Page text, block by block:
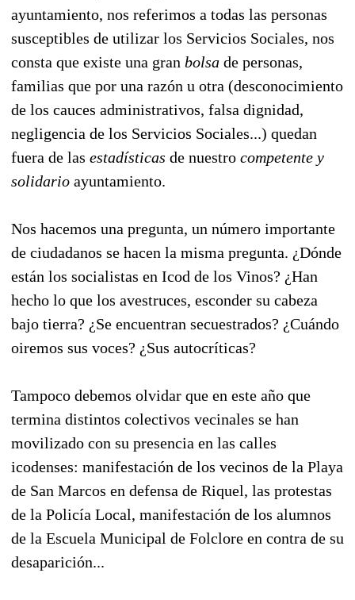
ayuntamiento, nos referimos a todas las personas
susceptibles de utilizar los Servicios Sociales, nos
consta que existe una gran bolsa de personas,
familias que por una razón u otra (desconocimiento
de los cauces administrativos, falsa dignidad,
negligencia de los Servicios Sociales...) quedan
fuera de las estadísticas de nuestro competente y
solidario ayuntamiento.
Nos hacemos una pregunta, un número importante
de ciudadanos se hacen la misma pregunta. ¿Dónde
están los socialistas en Icod de los Vinos? ¿Han
hecho lo que los avestruces, esconder su cabeza
bajo tierra? ¿Se encuentran secuestrados? ¿Cuándo
oiremos sus voces? ¿Sus autocríticas?
Tampoco debemos olvidar que en este año que
termina distintos colectivos vecinales se han
movilizado con su presencia en las calles
icodenses: manifestación de los vecinos de la Playa
de San Marcos en defensa de Riquel, las protestas
de la Policía Local, manifestación de los alumnos
de la Escuela Municipal de Folclore en contra de su
desaparición...